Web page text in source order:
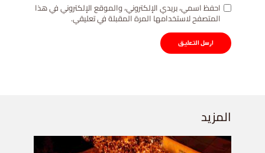
احفظ اسمي، بريدي الإلكتروني، والموقع الإلكتروني في هذا
المتصفح لاستخدامها المرة المقبلة في تعليقي.
المزيد